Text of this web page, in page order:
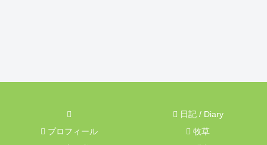
日記 / Diary
プロフィール
牧草